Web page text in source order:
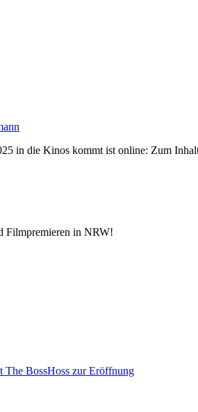
in die Kinos kommt ist online: Zum
Filmpremieren in NRW!
The BossHoss zur Eröffnung